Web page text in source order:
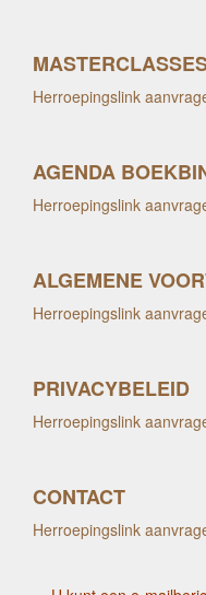
Herroepingslink
AGENDA
Herroepingslink
ALGEMENE
Herroepingslink
PRIVACYBELEID
Herroepingslink
CONTACT
Herroepingslink